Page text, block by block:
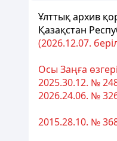
Ұлттық архив
Қазақстан
(2026.12.07.
Осы Заңға
2025.30.12. №
2026.24.06. №
2015.28.10. №